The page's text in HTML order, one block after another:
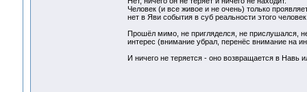
Человек (и все живое и не очень) только
нет в Яви события в суб реальности этого
Прошёл мимо, не пригляделся, не прислушался,
интерес (внимание убрал, перенёс внимание на
И ничего не теряется - оно возвращается в